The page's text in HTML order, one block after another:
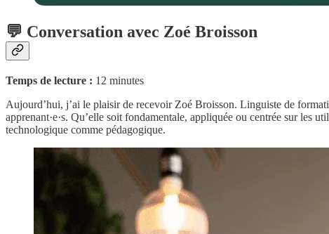
💬 Conversation avec Zoé Broisson
Temps de lecture : 12 minutes
Aujourd’hui, j’ai le plaisir de recevoir Zoé Broisson. Linguiste de
apprenant·e·s. Qu’elle soit fondamentale, appliquée ou centrée sur les
technologique comme pédagogique.